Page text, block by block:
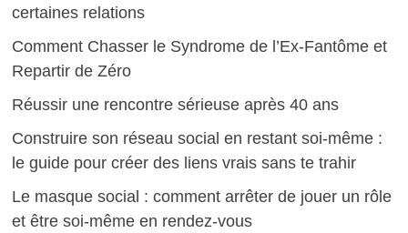
certaines relations
Comment Chasser le Syndrome de l’Ex-Fantôme et
Repartir de Zéro
Réussir une rencontre sérieuse après 40 ans
Construire son réseau social en restant soi-même :
le guide pour créer des liens vrais sans te trahir
Le masque social : comment arrêter de jouer un rôle
et être soi-même en rendez-vous